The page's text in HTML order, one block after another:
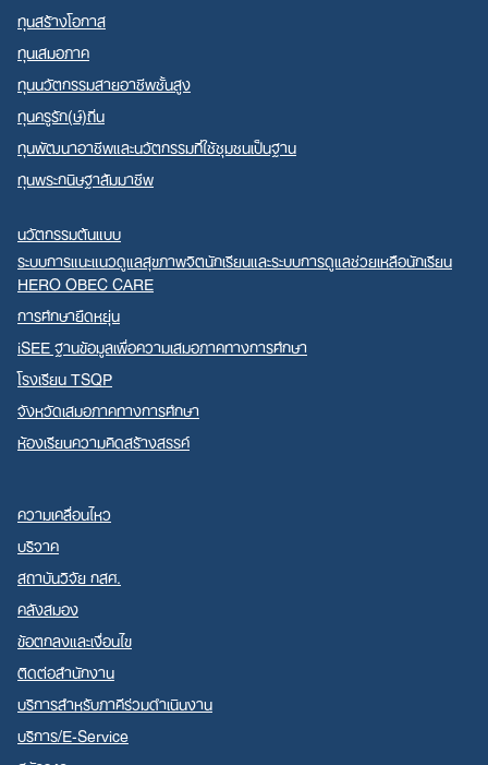
ทุนสร้างโอกาส
ทุนเสมอภาค
ทุนนวัตกรรมสายอาชีพชั้นสูง
ทุนครูรัก(ษ์)ถิ่น
ทุนพัฒนาอาชีพและนวัตกรรมที่ใช้ชุมชนเป็นฐาน
ทุนพระกนิษฐาสัมมาชีพ
นวัตกรรมต้นแบบ
ระบบการแนะแนวดูแลสุขภาพจิตนักเรียนและระบบการดูแลช่วยเหลือนักเรียน
HERO OBEC CARE
การศึกษายืดหยุ่น
iSEE ฐานข้อมูลเพื่อความเสมอภาคทางการศึกษา
โรงเรียน TSQP
จังหวัดเสมอภาคทางการศึกษา
ห้องเรียนความคิดสร้างสรรค์
ความเคลื่อนไหว
บริจาค
สถาบันวิจัย กสศ.
คลังสมอง
ข้อตกลงและเงื่อนไข
ติดต่อสำนักงาน
บริการสำหรับภาคีร่วมดำเนินงาน
บริการ/E-Service